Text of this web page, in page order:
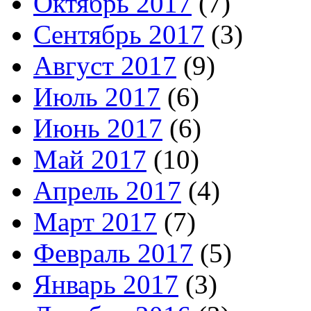
Сентябрь 2017 (3)
Август 2017 (9)
Июль 2017 (6)
Июнь 2017 (6)
Май 2017 (10)
Апрель 2017 (4)
Март 2017 (7)
Февраль 2017 (5)
Январь 2017 (3)